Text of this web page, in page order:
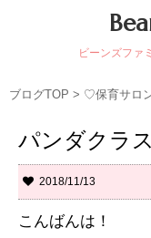
ビーンズファ
ブログTOP > ♡保育サロ
パンダクラ
2018/11/13
こんばんは！